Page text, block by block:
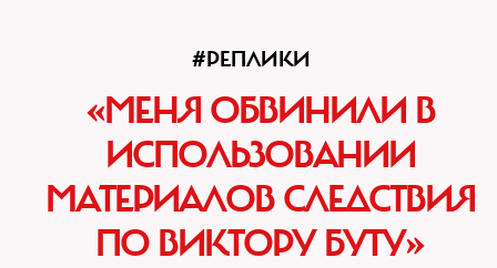
#РЕПЛИКИ
«МЕНЯ ОБВИНИЛИ В
ИСПОЛЬЗОВАНИИ
МАТЕРИАЛОВ СЛЕДСТВИЯ
ПО ВИКТОРУ БУТУ»